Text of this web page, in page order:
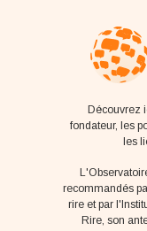
Découvrez
fondateur, les
les
recommandés
rire et par
Rire, son